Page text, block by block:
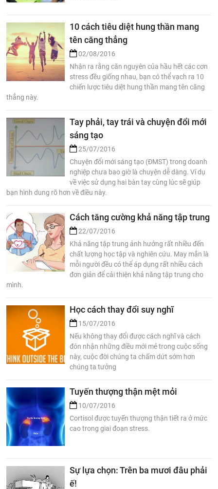
10 cách tiêu diệt hung thần mang
tên căng thẳng
02/08/2016
Nhận ra rằng căn nguyên của hầu hết các cơn
stress đều giống nhau, bạn có thể vạch ra 10
chiến lược tiêu diệt hung thần mang tên căng
thẳng này.
Tay phải, tay trái và chuyện đổi mới
sáng tạo
25/07/2016
Chuyện đổi mới sáng tạo (ĐMST) trong doanh
nghiệp chưa bao giờ là chuyện dễ dàng. Ví dụ
về việc sử dụng hai bàn tay cùng lúc sẽ giúp
bạn hình dung rõ hơn về điều này.
Cách tăng cường khả năng tập trung
22/07/2016
Khả năng tập trung ảnh hưởng rất nhiều đến
chất lượng học tập và nghiên cứu. May mắn là
mỗi người đều có thể áp dụng rất nhiều cách
đơn giản để cải thiện khả năng tập trung cho
mình.
Học cách thay đổi suy nghĩ
15/07/2016
Nếu không thay đổi được cách nghĩ và cách
đón nhận những điều mới mẻ trong cuộc sống
này, cuộc đời chúng ta chấm dứt sớm hơn
chúng ta tưởng
Tuyến thượng thận mệt mỏi
10/07/2016
Cortisol được tuyến thượng thận tiết ra ở mức
cao trong giai đoạn stress.
Sự lựa chọn: Trên ba mươi đâu phải
ế!